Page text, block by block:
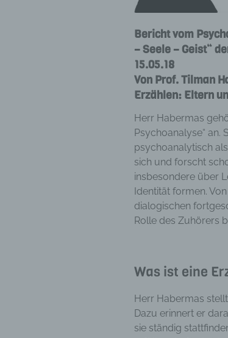
Bericht vom
– Seele – Geist“
15.05.18
Von Prof. Tilman
Erzählen: Eltern
Herr Habermas
Psychoanalyse“ an.
psychoanalytisch
sich und forscht
insbesondere über
Identität formen.
dialogischen
Rolle des Zuhörers
Was ist eine
Herr Habermas
Dazu erinnert er
sie ständig